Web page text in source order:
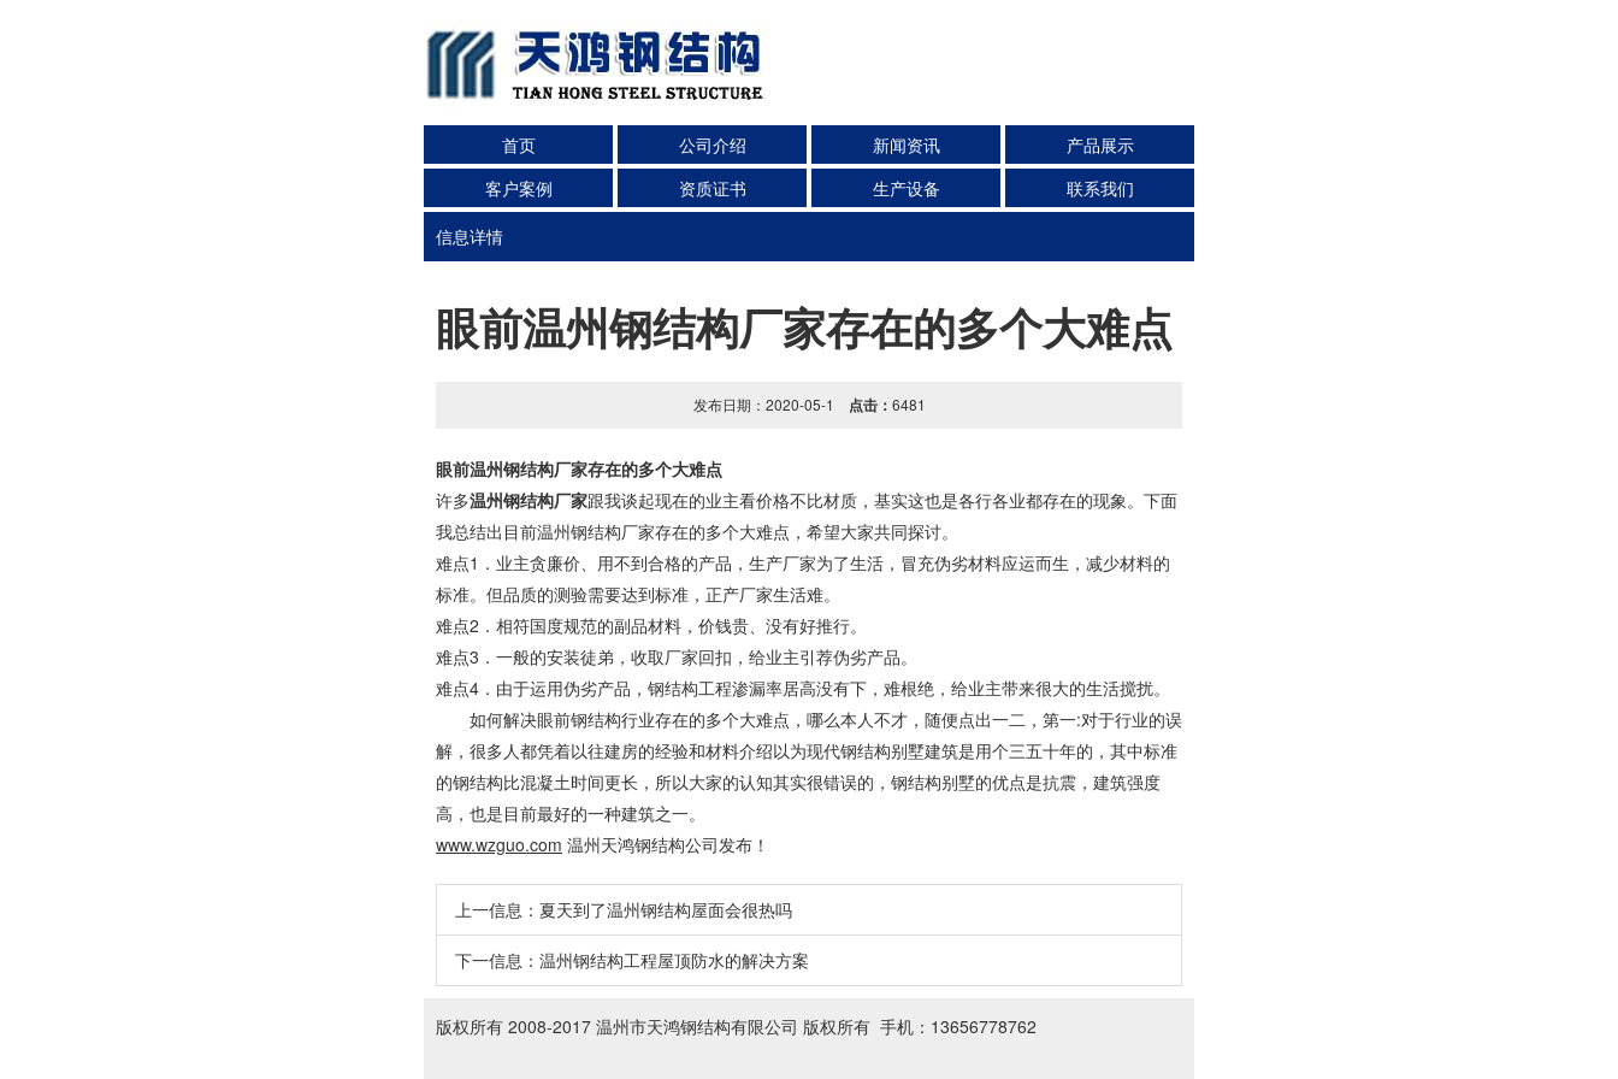
首页 公司介绍 新闻资讯
产品展示
客户案例
资质证书 生产设备
联系我们
信息详情
眼前温州钢结构厂家存在的多个大难点
发布日期：2020-05-1 点击： 6481
眼前温州钢结构厂家存在的多个大难点
许多温州钢结构厂家跟我谈起现在的业主看价格不比材质，基实这也是各行各业都存在的现象。下面
我总结出目前温州钢结构厂家存在的多个大难点，希望大家共同探讨。
难点1．业主贪廉价、用不到合格的产品，生产厂家为了生活，冒充伪劣材料应运而生，减少材料的
标准。但品质的测验需要达到标准，正产厂家生活难。
难点2．相符国度规范的副品材料，价钱贵、没有好推行。
难点3．一般的安装徒弟，收取厂家回扣，给业主引荐伪劣产品。
难点4．由于运用伪劣产品，钢结构工程渗漏率居高没有下，难根绝，给业主带来很大的生活搅扰。
如何解决眼前钢结构行业存在的多个大难点，哪么本人不才，随便点出一二，第一:对于行业的误
解，很多人都凭着以往建房的经验和材料介绍以为现代钢结构别墅建筑是用个三五十年的，其中标准
的钢结构比混凝土时间更长，所以大家的认知其实很错误的，钢结构别墅的优点是抗震，建筑强度
高，也是目前最好的一种建筑之一。
www.wzguo.com 温州天鸿钢结构公司发布！
上一信息： 夏天到了温州钢结构屋面会很热吗
下一信息： 温州钢结构工程屋顶防水的解决方案
版权所有 2008-2017 温州市天鸿钢结构有限公司 版权所有 手机：13656778762